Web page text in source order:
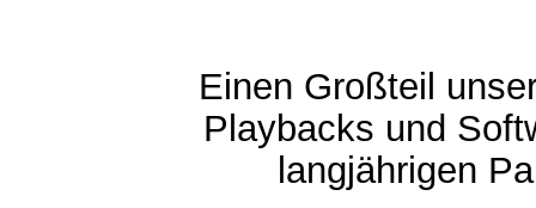
Einen Großteil
Playbacks und
langjährigen